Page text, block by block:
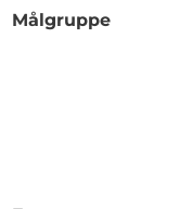
Målgruppe